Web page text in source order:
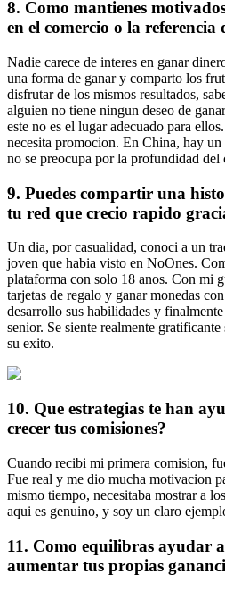
8. Como mantienes
en el comercio o la referencia
Nadie carece de interes en ganar
una forma de ganar y comparto los
disfrutar de los mismos resultados,
alguien no tiene ningun deseo de
este no es el lugar adecuado para
necesita promocion. En China, hay
no se preocupa por la profundidad del
9. Puedes compartir una
tu red que crecio rapido
Un dia, por casualidad, conoci a un
joven que habia visto en NoOnes.
plataforma con solo 18 anos. Con mi
tarjetas de regalo y ganar monedas
desarrollo sus habilidades y
senior. Se siente realmente
su exito.
10. Que estrategias te han
crecer tus comisiones?
Cuando recibi mi primera comision,
Fue real y me dio mucha motivacion
mismo tiempo, necesitaba mostrar a
aqui es genuino, y soy un claro
11. Como equilibras ayudar
aumentar tus propias